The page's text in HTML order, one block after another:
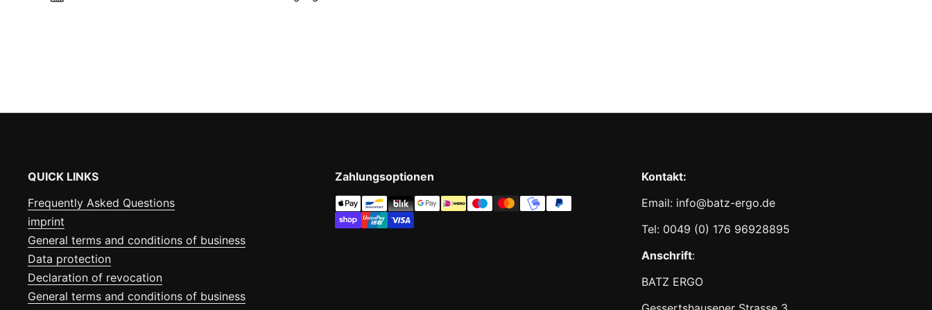
QUICK LINKS
Frequently Asked Questions
imprint
General terms and conditions of business
Data protection
Declaration of revocation
General terms and conditions of business
Zahlungsoptionen
Kontakt:
Email: info@batz-ergo.de
Tel: 0049 (0) 176 96928895
Anschrift:
BATZ ERGO